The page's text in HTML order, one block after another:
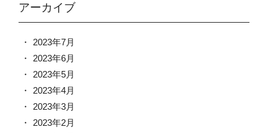
アーカイブ
2023年7月
2023年6月
2023年5月
2023年4月
2023年3月
2023年2月